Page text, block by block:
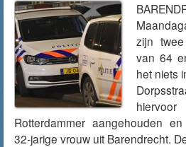
zijn
van 64
het niets
Rotterdammer aangehouden
32-jarige vrouw uit Barendrecht.